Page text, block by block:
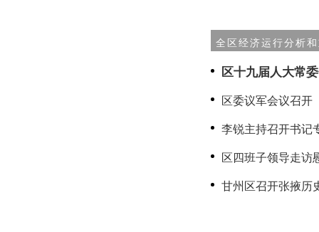
全区经济运行分析
区十九届人大常
区委议军会议召开
李锐主持召开书记
区四班子领导走访
甘州区召开张掖历